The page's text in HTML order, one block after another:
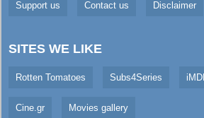
Support us Contact us Disclaimer
SITES WE LIKE
Rotten Tomatoes Subs4Series
Cine.gr Movies gallery